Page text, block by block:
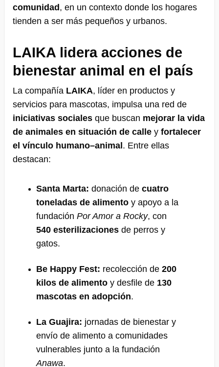
comunidad , en un contexto donde los hogares
tienden a ser más pequeños y urbanos.
LAIKA lidera acciones de
bienestar animal en el país
La compañía LAIKA, líder en productos y
servicios para mascotas, impulsa una red de
iniciativas sociales que buscan mejorar la vida
de animales en situación de calle y fortalecer
el vínculo humano–animal . Entre ellas
destacan:
Santa Marta: donación de cuatro
toneladas de alimento y apoyo a la
fundación Por Amor a Rocky, con
540 esterilizaciones de perros y
gatos.
Be Happy Fest: recolección de 200
kilos de alimento y desfile de 130
mascotas en adopción.
La Guajira: jornadas de bienestar y
envío de alimento a comunidades
vulnerables junto a la fundación
Anawa.